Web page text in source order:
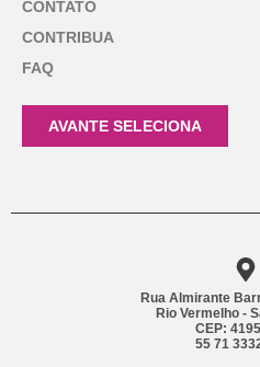
CONTATO
CONTRIBUA
FAQ
AVANTE SELECIONA
Rua Almirante
Rio Vermelho -
CEP:
55 71